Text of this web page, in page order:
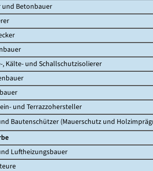
Betonbauer
und Schallschutzisolierer
und Terrazzohersteller
(Mauerschutz und
Luftheizungsbauer